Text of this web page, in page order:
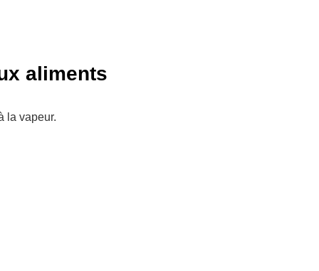
aliments
la vapeur.